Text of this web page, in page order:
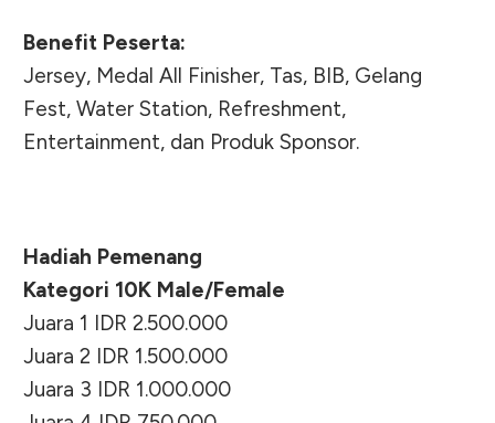
Benefit Peserta:
Jersey, Medal All Finisher, Tas, BIB, Gelang
Fest, Water Station, Refreshment,
Entertainment, dan Produk Sponsor.
Hadiah Pemenang
Kategori 10K Male/Female
Juara 1 IDR 2.500.000
Juara 2 IDR 1.500.000
Juara 3 IDR 1.000.000